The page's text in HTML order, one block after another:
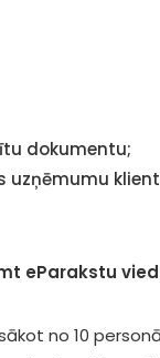
dokumentu;
uzņēmumu
eParakstu
no 10